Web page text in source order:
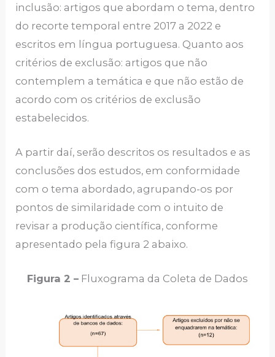
inclusão: artigos que abordam o tema, dentro
do recorte temporal entre 2017 a 2022 e
escritos em língua portuguesa. Quanto aos
critérios de exclusão: artigos que não
contemplem a temática e que não estão de
acordo com os critérios de exclusão
estabelecidos.
A partir daí, serão descritos os resultados e as
conclusões dos estudos, em conformidade
com o tema abordado, agrupando-os por
pontos de similaridade com o intuito de
revisar a produção científica, conforme
apresentado pela figura 2 abaixo.
Figura 2 – Fluxograma da Coleta de Dados